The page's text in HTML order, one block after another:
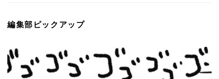
編集部ピックアップ